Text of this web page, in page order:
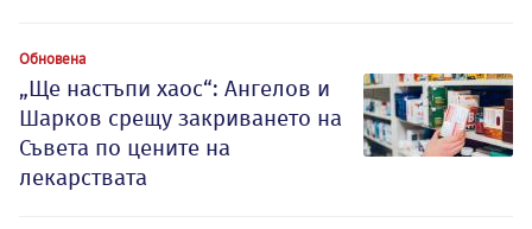
Обновена
„Ще настъпи хаос“: Ангелов и
Шарков срещу закриването на
Съвета по цените на
лекарствата